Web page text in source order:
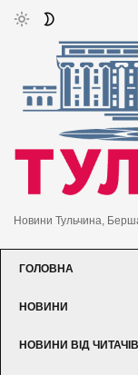
Новини Тульчина,
ГОЛОВНА
НОВИНИ
НОВИНИ ВІД ЧИТАЧІВ